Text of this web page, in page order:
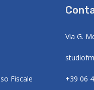
Fiscale
Via G.
+39 06